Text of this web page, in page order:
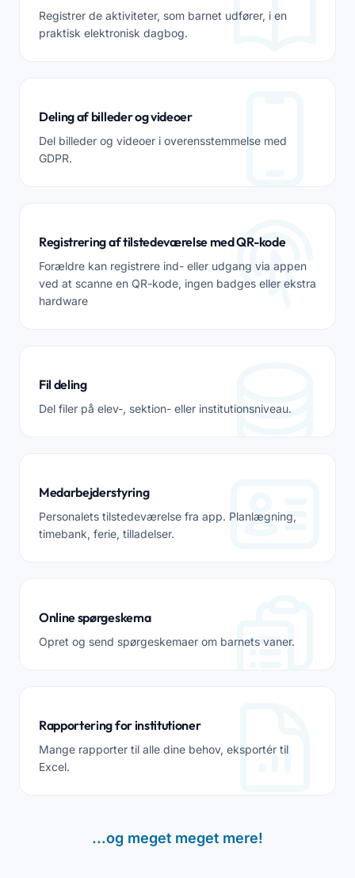
Registrer de aktiviteter, som barnet udfører, i en
praktisk elektronisk dagbog.
Deling af billeder og videoer
Del billeder og videoer i overensstemmelse med
GDPR.
Registrering af tilstedeværelse med QR-kode
Forældre kan registrere ind- eller udgang via appen
ved at scanne en QR-kode, ingen badges eller ekstra
hardware
Fil deling
Del filer på elev-, sektion- eller institutionsniveau.
Medarbejderstyring
Personalets tilstedeværelse fra app. Planlægning,
timebank, ferie, tilladelser.
Online spørgeskema
Opret og send spørgeskemaer om barnets vaner.
Rapportering for institutioner
Mange rapporter til alle dine behov, eksportér til
Excel.
...og meget meget mere!